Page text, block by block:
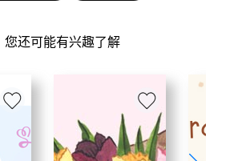
您还可能有兴趣了解